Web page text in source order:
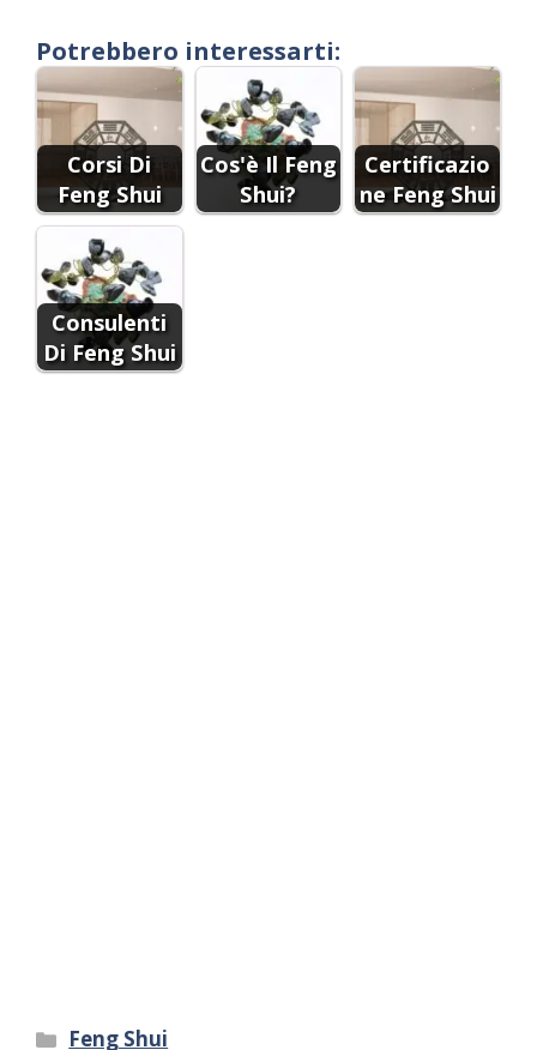
Potrebbero interessarti:
Corsi Di
Feng Shui
Cos'è Il Feng
Shui?
Certificazio
ne Feng Shui
Consulenti
Di Feng Shui
Categorie
Feng Shui